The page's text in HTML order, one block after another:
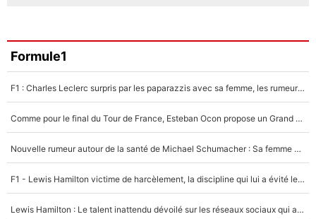
Formule1
F1 : Charles Leclerc surpris par les paparazzis avec sa femme, les rumeurs étaient vraies !
Comme pour le final du Tour de France, Esteban Ocon propose un Grand Prix de Formule 1 à Paris : «Autour de l’Arc de Triomphe, ce serait génial» !
Nouvelle rumeur autour de la santé de Michael Schumacher : Sa femme Corinna sort du silence
F1 - Lewis Hamilton victime de harcèlement, la discipline qui lui a évité le pire : «J'aurais probablement mal tourné»
Lewis Hamilton : Le talent inattendu dévoilé sur les réseaux sociaux qui a impressionné Kim Kardashian pendant leurs vacances en amoureux !